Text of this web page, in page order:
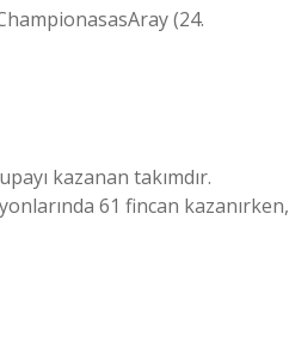
(24.
kazanan takımdır.
61 fincan kazanırken,